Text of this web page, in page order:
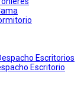
Escritorios
Escritorio